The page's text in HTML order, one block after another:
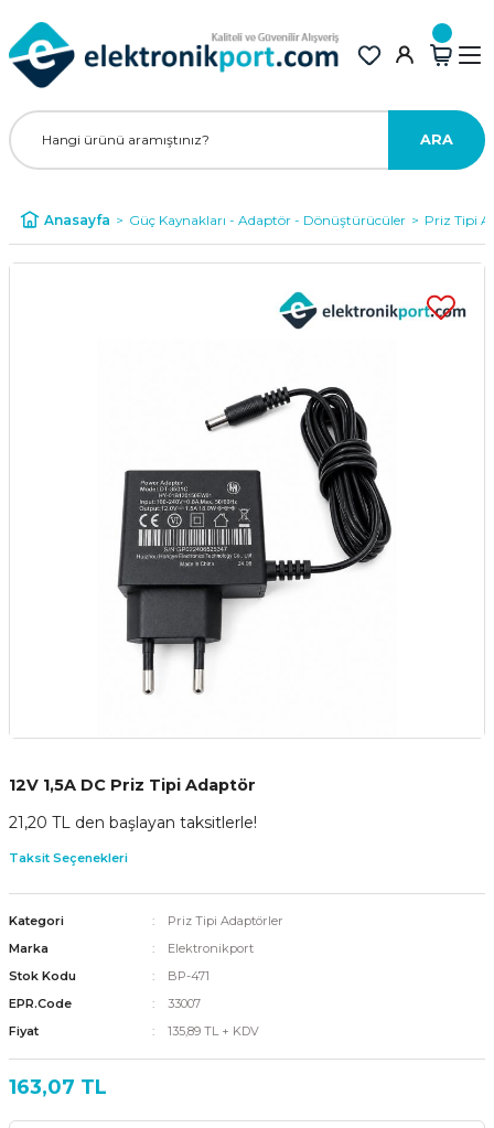
ARA
Anasayfa Güç Kaynakları - Adaptör - Dönüştürücüler Priz Tipi
12V 1,5A DC Priz Tipi Adaptör
21,20 TL den başlayan taksitlerle!
Taksit Seçenekleri
Kategori
Priz Tipi Adaptörler
Marka
Elektronikport
Stok Kodu
BP-471
EPR.Code
33007
Fiyat
135,89 TL + KDV
163,07 TL